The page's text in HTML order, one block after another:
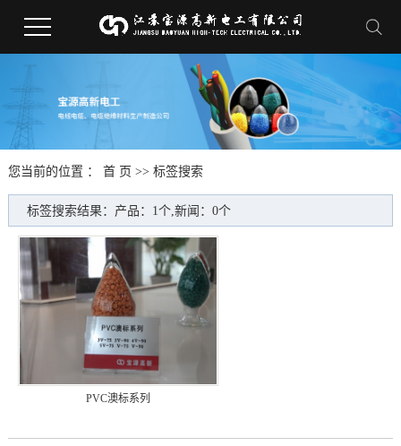
您当前的位置 ： 首 页 >> 标签搜索
标签搜索结果：产品：1个,新闻：0个
PVC澳标系列